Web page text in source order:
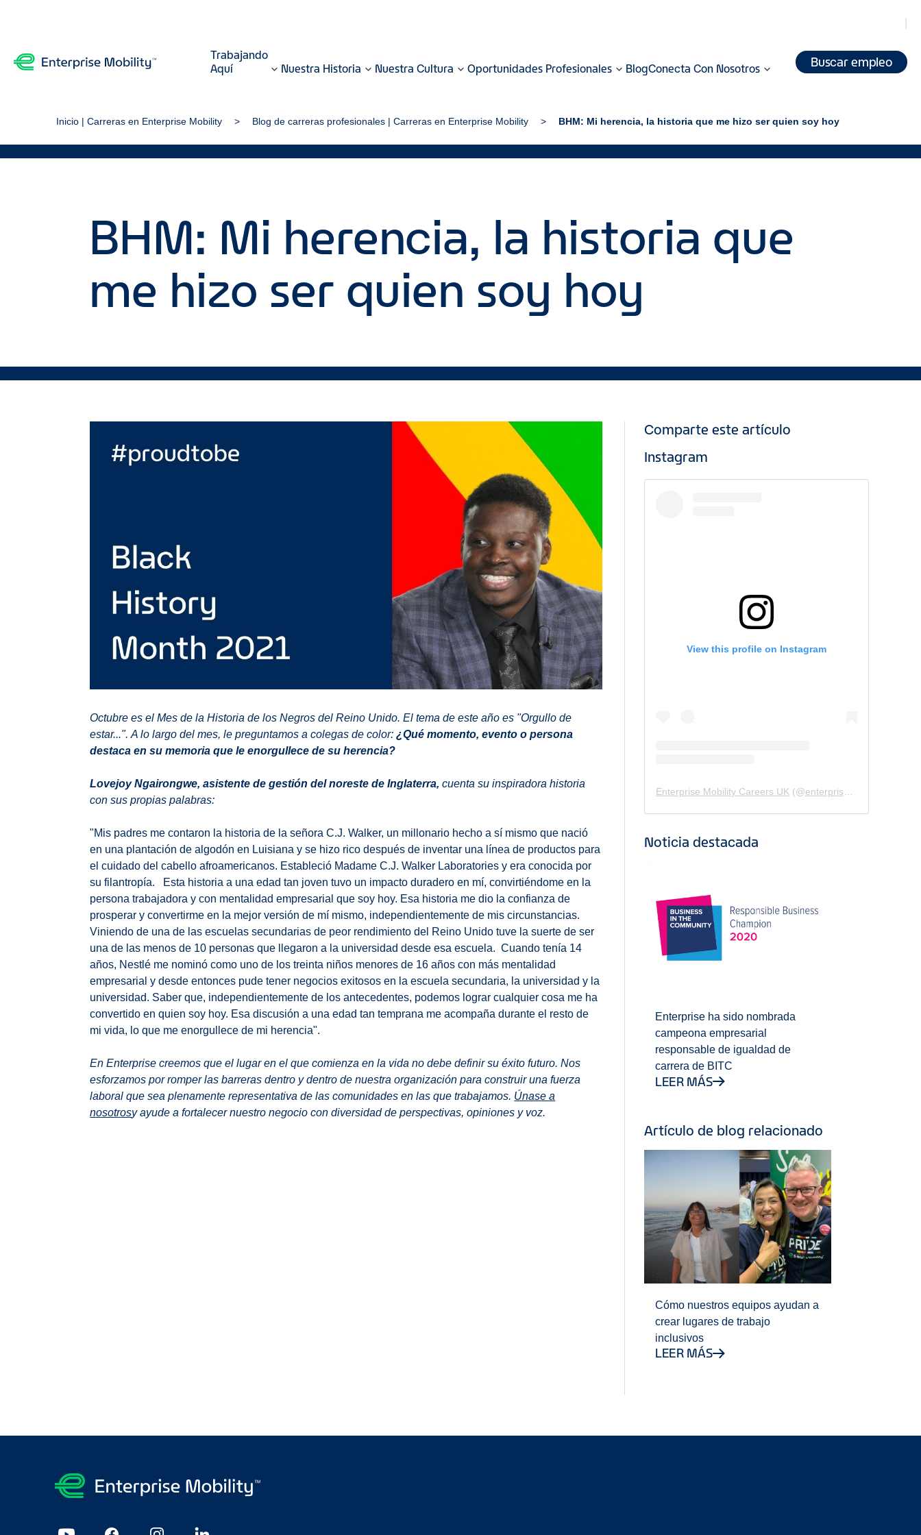
Trabajando
Aquí
Nuestra Historia Nuestra Cultura Oportunidades Profesionales BlogConecta Con Nosotros
Buscar empleo
Inicio | Carreras en Enterprise Mobility Blog de carreras profesionales | Carreras en Enterprise Mobility BHM: Mi herencia, la historia que me hizo ser quien soy hoy
BHM: Mi herencia, la historia que
me hizo ser quien soy hoy
Octubre es el Mes de la Historia de los Negros del Reino Unido. El tema de este año es "Orgullo de
estar...". A lo largo del mes, le preguntamos a colegas de color:¿Qué momento, evento o persona
destaca en su memoria que le enorgullece de su herencia?
Lovejoy Ngairongwe, asistente de gestión del noreste de Inglaterra, cuenta su inspiradora historia
con sus propias palabras:
"Mis padres me contaron la historia de la señora C.J. Walker, un millonario hecho a sí mismo que nació
en una plantación de algodón en Luisiana y se hizo rico después de inventar una línea de productos para
el cuidado del cabello afroamericanos. Estableció Madame C.J. Walker Laboratories y era conocida por
su filantropía. Esta historia a una edad tan joven tuvo un impacto duradero en mí, convirtiéndome en la
persona trabajadora y con mentalidad empresarial que soy hoy. Esa historia me dio la confianza de
prosperar y convertirme en la mejor versión de mí mismo, independientemente de mis circunstancias.
Viniendo de una de las escuelas secundarias de peor rendimiento del Reino Unido tuve la suerte de ser
una de las menos de 10 personas que llegaron a la universidad desde esa escuela. Cuando tenía 14
años, Nestlé me nominó como uno de los treinta niños menores de 16 años con más mentalidad
empresarial y desde entonces pude tener negocios exitosos en la escuela secundaria, la universidad y la
universidad. Saber que, independientemente de los antecedentes, podemos lograr cualquier cosa me ha
convertido en quien soy hoy. Esa discusión a una edad tan temprana me acompaña durante el resto de
mi vida, lo que me enorgullece de mi herencia".
En Enterprise creemos que el lugar en el que comienza en la vida no debe definir su éxito futuro. Nos
esforzamos por romper las barreras dentro y dentro de nuestra organización para construir una fuerza
laboral que sea plenamente representativa de las comunidades en las que trabajamos. Únase a
nosotrosy ayude a fortalecer nuestro negocio con diversidad de perspectivas, opiniones y voz.
Comparte este artículo
Instagram
View this profile on Instagram
Enterprise Mobility Careers UK (@enterprisemobility.careers.uk
Noticia destacada
Enterprise ha sido nombrada
campeona empresarial
responsable de igualdad de
carrera de BITC
LEER MÁS
Artículo de blog relacionado
Cómo nuestros equipos ayudan a
crear lugares de trabajo
inclusivos
LEER MÁS